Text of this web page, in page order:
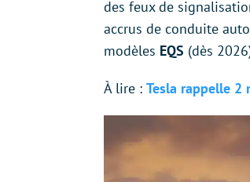
des feux de
accrus de conduite
modèles EQS (dès
À lire : Tesla rappelle 2